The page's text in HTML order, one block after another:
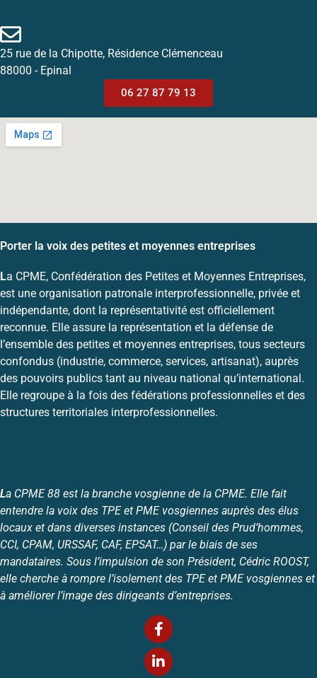
25 rue de la Chipotte, Résidence Clémenceau
88000 - Epinal
06 27 87 79 13
Porter la voix des petites et moyennes entreprises
La CPME, Confédération des Petites et Moyennes Entreprises,
est une organisation patronale interprofessionnelle, privée et
indépendante, dont la représentativité est officiellement
reconnue. Elle assure la représentation et la défense de
l’ensemble des petites et moyennes entreprises, tous secteurs
confondus (industrie, commerce, services, artisanat), auprès
des pouvoirs publics tant au niveau national qu’international.
Elle regroupe à la fois des fédérations professionnelles et des
structures territoriales interprofessionnelles.
La CPME 88 est la branche vosgienne de la CPME. Elle fait
entendre la voix des TPE et PME vosgiennes auprès des élus
locaux et dans diverses instances (Conseil des Prud’hommes,
CCI, CPAM, URSSAF, CAF, EPSAT…) par le biais de ses
mandataires. Sous l’impulsion de son Président, Cédric ROOST,
elle cherche à rompre l’isolement des TPE et PME vosgiennes et
à améliorer l’image des dirigeants d’entreprises.